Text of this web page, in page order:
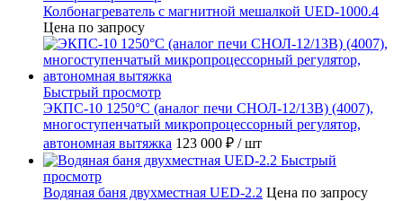
Колбонагреватель с магнитной мешалкой UED-1000.4
Цена по запросу
Быстрый просмотр
ЭКПС-10 1250°С (аналог печи СНОЛ-12/13В) (4007),
многоступенчатый микропроцессорный регулятор,
автономная вытяжка 123 000 ₽ / шт
Быстрый
просмотр
Водяная баня двухместная UED-2.2 Цена по запросу